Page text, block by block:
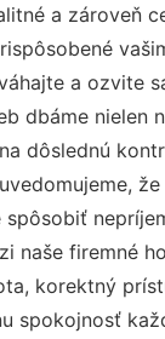
a zároveň
a ozvite
dbáme nielen
dôslednú
že
spôsobiť
naše firemné
korektný
spokojnosť